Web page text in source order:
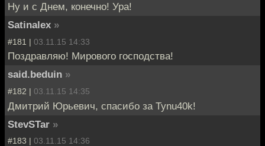
Ну и с Днем, конечно! Ура!
Satinalex »
#181 | 03.11.15 14:33
Поздравляю! Мирового господства!
said.beduin »
#182 | 03.11.15 14:35
Дмитрий Юрьевич, спасибо за Tynu40k!
StevSTar »
#183 | 03.11.15 14:36